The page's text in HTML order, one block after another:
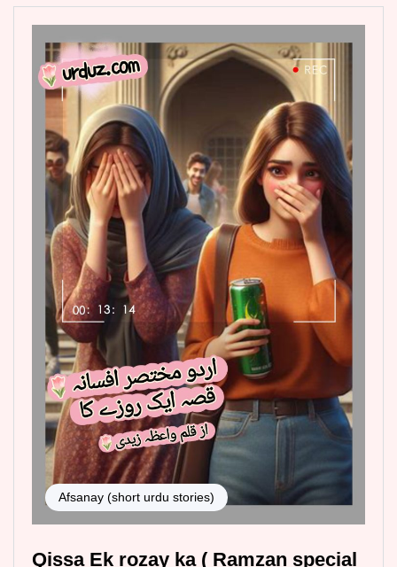
Afsanay (short urdu stories)
Qissa Ek rozay ka ( Ramzan special